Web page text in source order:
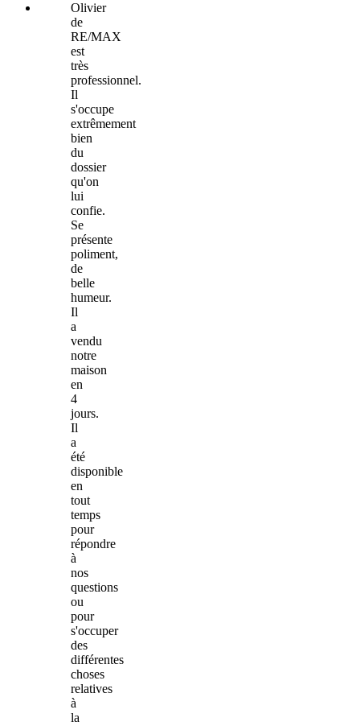
Olivier
de
RE/MAX
est
très
professionnel.
Il
s'occupe
extrêmement
bien
du
dossier
qu'on
lui
confie.
Se
présente
poliment,
de
belle
humeur.
Il
a
vendu
notre
maison
en
4
jours.
Il
a
été
disponible
en
tout
temps
pour
répondre
à
nos
questions
ou
pour
s'occuper
des
différentes
choses
relatives
à
la